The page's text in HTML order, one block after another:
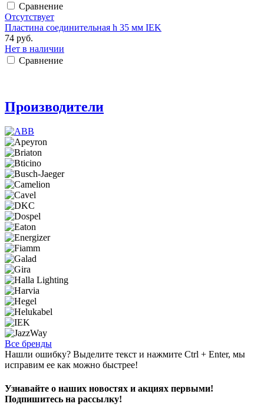
Сравнение
Отсутствует
Пластина соединительная h 35 мм IEK
74 руб.
Нет в наличии
Сравнение
Производители
Все бренды
Нашли ошибку? Выделите текст и нажмите Ctrl + Enter, мы
исправим ее как можно быстрее!
Узнавайте о наших новостях и акциях первыми!
Подпишитесь на рассылку!